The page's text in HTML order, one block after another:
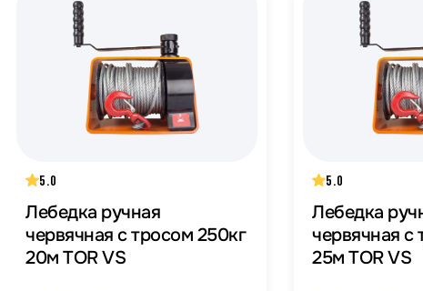
5.0
Лебедка ручная
червячная с тросом 250кг
20м TOR VS
5.0
Лебедка
червячная с
25м TOR VS